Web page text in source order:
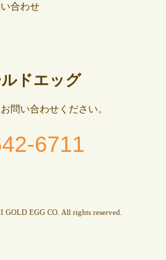
合わせ
ドエッグ
問い合わせください。
6711
EGG CO. All rights reserved.